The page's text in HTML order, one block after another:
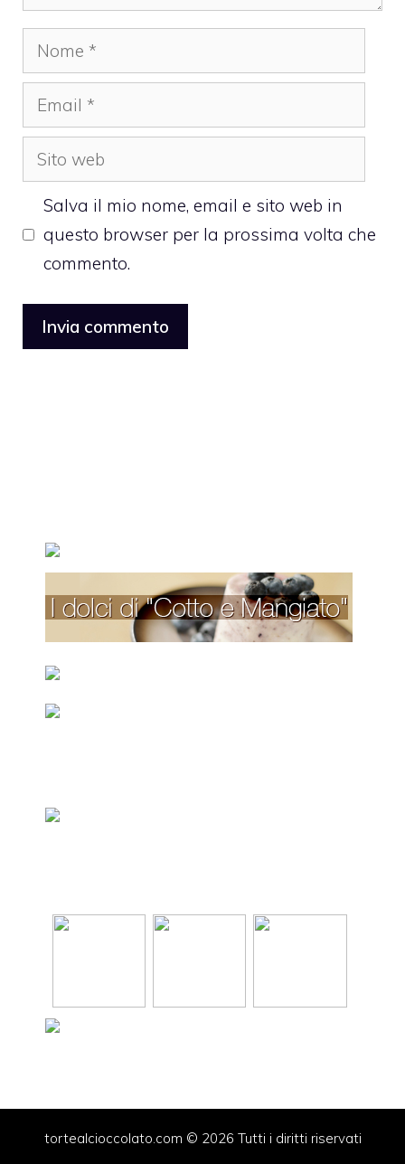
Nome
Email
Sito
web
Salva il mio nome, email e sito web in
questo browser per la prossima volta che
commento.
tortealcioccolato.com © 2026 Tutti i diritti riservati